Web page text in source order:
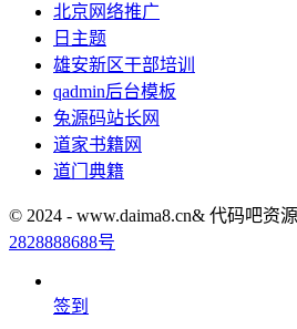
北京网络推广
日主题
雄安新区干部培训
qadmin后台模板
兔源码站长网
道家书籍网
道门典籍
© 2024 - www.daima8.cn& 代码吧资
2828888688号
签到